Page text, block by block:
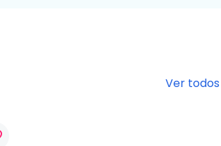
Ver todos